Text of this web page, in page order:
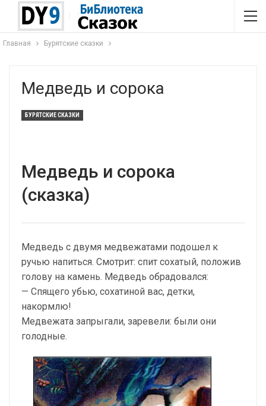
Главная Бурятские сказки
Медведь и сорока
БУРЯТСКИЕ СКАЗКИ
Медведь и сорока
(сказка)
Медведь с двумя медвежатами подошел к
ручью напиться. Смотрит: спит сохатый, положив
голову на камень. Медведь обрадовался:
— Спящего убью, сохатиной вас, детки,
накормлю!
Медвежата запрыгали, заревели: были они
голодные.